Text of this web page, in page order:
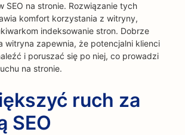
SEO na stronie. Rozwiązanie tych
komfort korzystania z witryny,
indeksowanie stron. Dobrze
witryna zapewnia, że potencjalni klienci
i poruszać się po niej, co prowadzi
na stronie.
ruch za
SEO